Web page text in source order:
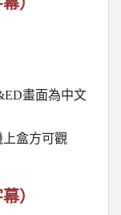
畫面為中文
上盒方可觀
）